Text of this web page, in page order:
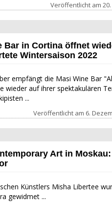
Veröffentlicht am
Bar in Cortina öffnet
Wintersaison 2022
empfängt die Masi Wine Bar "Al
wieder auf ihrer spektakulären
...
Veröffentlicht am 6.
Art in
Künstlers Misha Libertee
gewidmet ...